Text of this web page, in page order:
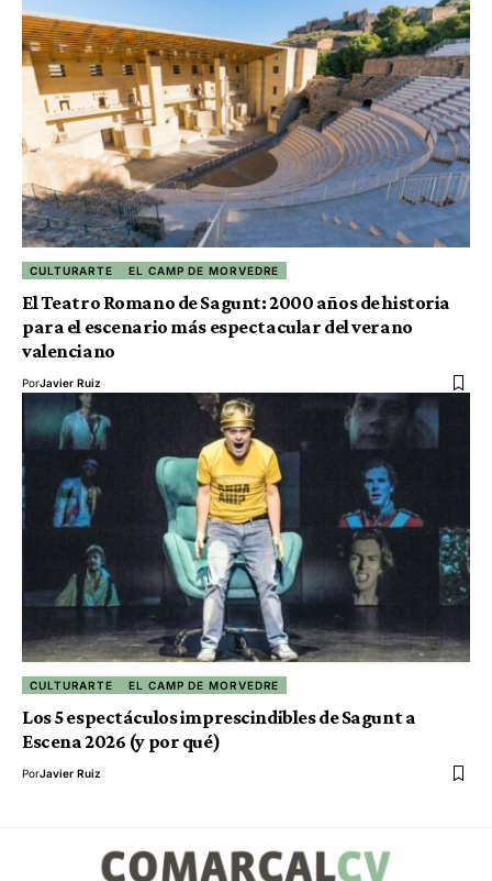
CULTURARTE EL CAMP DE MORVEDRE
El Teatro Romano de Sagunt: 2000 años de historia
para el escenario más espectacular del verano
valenciano
PorJavier Ruiz
CULTURARTE EL CAMP DE MORVEDRE
Los 5 espectáculos imprescindibles de Sagunt a
Escena 2026 (y por qué)
PorJavier Ruiz